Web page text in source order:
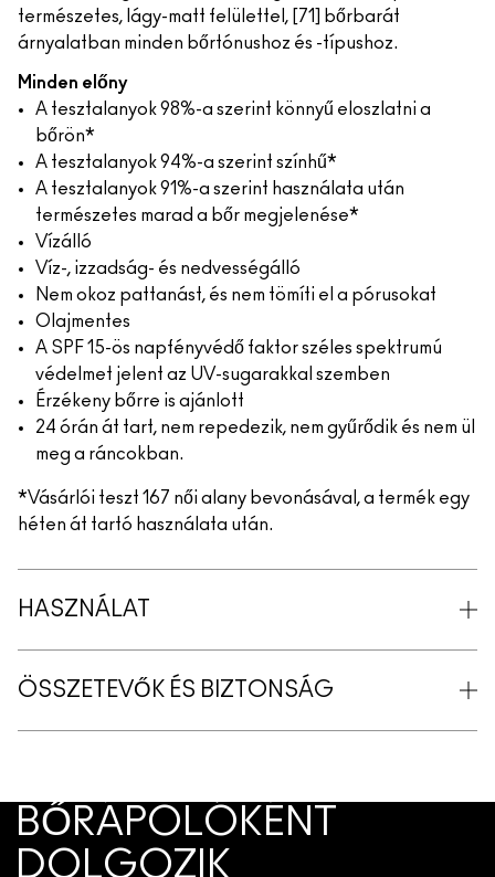
természetes, lágy-matt felülettel, [71] bőrbarát
árnyalatban minden bőrtónushoz és -típushoz.
Minden előny
A tesztalanyok 98%-a szerint könnyű eloszlatni a
bőrön*
A tesztalanyok 94%-a szerint színhű*
A tesztalanyok 91%-a szerint használata után
természetes marad a bőr megjelenése*
Vízálló
Víz-, izzadság- és nedvességálló
Nem okoz pattanást, és nem tömíti el a pórusokat
Olajmentes
A SPF 15-ös napfényvédő faktor széles spektrumú
védelmet jelent az UV-sugarakkal szemben
Érzékeny bőrre is ajánlott
24 órán át tart, nem repedezik, nem gyűrődik és nem ül
meg a ráncokban.
*Vásárlói teszt 167 női alany bevonásával, a termék egy
héten át tartó használata után.
HASZNÁLAT
ÖSSZETEVŐK ÉS BIZTONSÁG
BŐRÁPOLÓKÉNT
DOLGOZIK